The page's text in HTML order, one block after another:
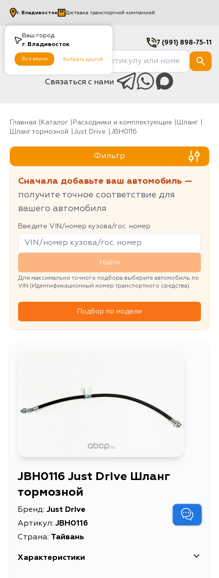
Ваш город
г. Владивосток
Все верно Выбрать другой
г. Владивосток Доставка транспортной компанией
7 (991) 898-75-11
Связаться с нами
Главная Каталог Расходники и комплектующие
шланг
Шланг тормозной
Just Drive JBH0116
Фильтр
Сначала добавьте ваш автомобиль —
получите точное соответствие для
вашего автомобиля
Введите VIN/номер кузова/гос. номер
Найти
Для максимально точного подбора выберите автомобиль по
VIN (Идентификационный номер транспортного средства).
Подбор по модели
JBH0116 Just Drive Шланг
тормозной
Бренд: Just Drive
Артикул: JBH0116
Страна: Тайвань
Характеристики